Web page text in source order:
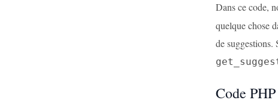
Dans ce code,
quelque chose
de
Code PHP